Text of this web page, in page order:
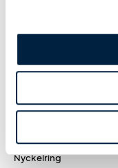
Mjuk Reflex Moln - Grön
Kulkedja
Nyckelring